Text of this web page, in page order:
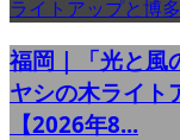
福岡｜「光と風
ヤシの木ライト
【2026年8...